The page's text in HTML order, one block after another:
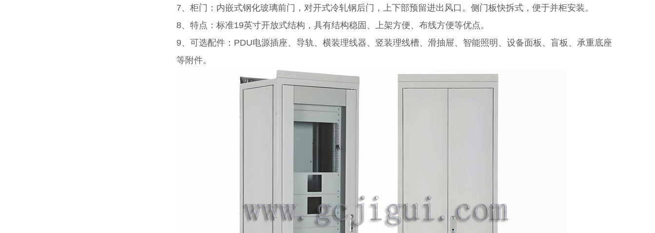
7、柜门：内嵌式钢化玻璃前门，对开式冷轧钢后门，上下部预留进出风口。侧门板快拆式，便于并柜安装。
8、特点：标准19英寸开放式结构，具有结构稳固、上架方便、布线方便等优点。
9、可选配件：PDU电源插座、导轨、横装理线器、竖装理线槽、滑抽屉、智能照明、设备面板、盲板、承重底座
等附件。